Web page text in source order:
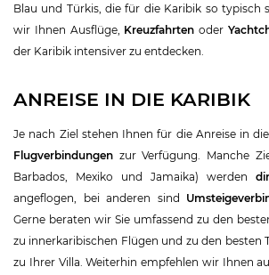
Blau und Türkis, die für die Karibik so typisch
wir Ihnen Ausflüge, Kreuzfahrten oder
der Karibik intensiver zu entdecken.
ANREISE IN DIE KARIBIK
Je nach Ziel stehen Ihnen für die Anreise in
Flugverbindungen zur Verfügung. Manche
Barbados, Mexiko und Jamaika) werden
angeflogen, bei anderen sind
Gerne beraten wir Sie umfassend zu den
zu innerkaribischen Flügen und zu den besten
zu Ihrer Villa. Weiterhin empfehlen wir Ihnen